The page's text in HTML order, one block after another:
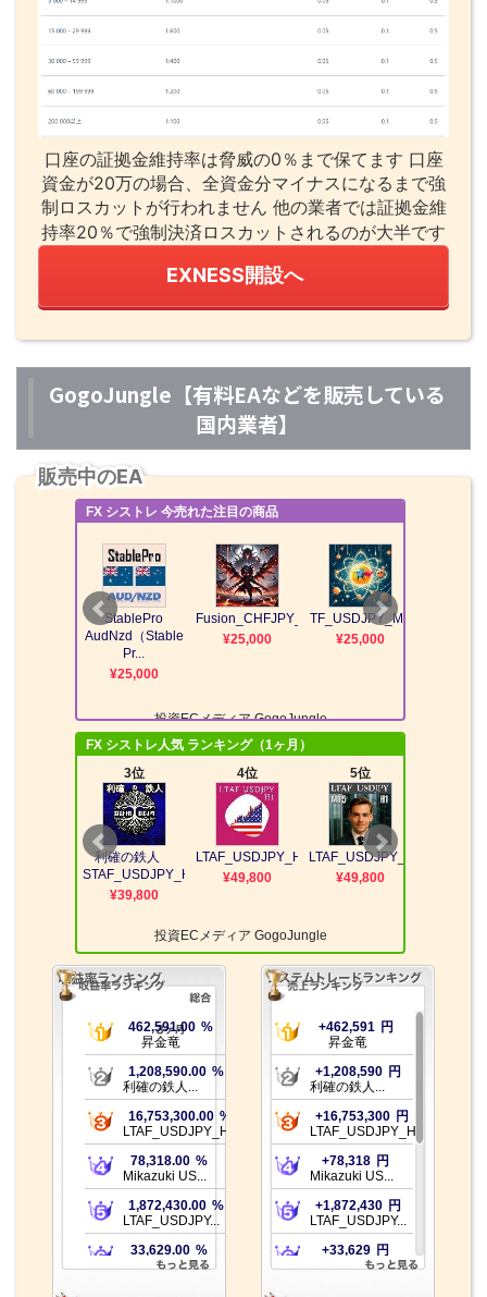
口座の証拠金維持率は脅威の0％まで保てます 口座
資金が20万の場合、全資金分マイナスになるまで強
制ロスカットが行われません 他の業者では証拠金維
持率20％で強制決済ロスカットされるのが大半です
EXNESS開設へ
GogoJungle【有料EAなどを販売している
国内業者】
販売中のEA